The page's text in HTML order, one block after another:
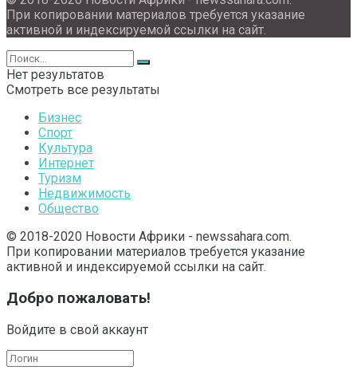
При копировании материалов требуется указание
активной и индексируемой ссылки на сайт.
Нет результатов
Смотреть все результаты
Бизнес
Спорт
Культура
Интернет
Туризм
Недвижимость
Общество
© 2018-2020 Новости Африки - newssahara.com.
При копировании материалов требуется указание
активной и индексируемой ссылки на сайт.
Добро пожаловать!
Войдите в свой аккаунт